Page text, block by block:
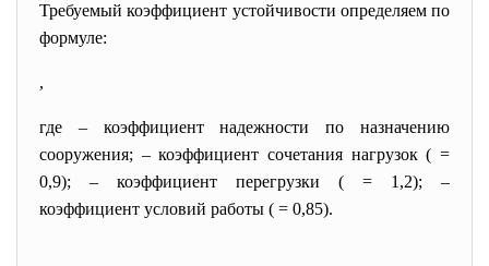
Требуемый коэффициент устойчивости определяем по
формуле:
,
где – коэффициент надежности по назначению
сооружения; – коэффициент сочетания нагрузок ( =
0,9); – коэффициент перегрузки ( = 1,2); –
коэффициент условий работы ( = 0,85).